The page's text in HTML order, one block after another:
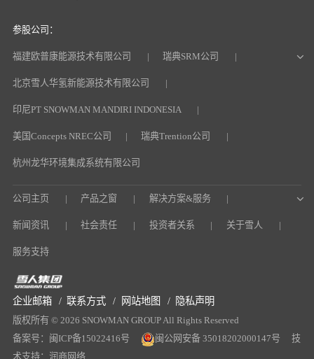
参股公司：
福建欧普康能源技术有限公司 瑞典SRM公司
北京雪人华氢新能源技术有限公司
印尼PT SNOWMAN MANDIRI INDONESIA
美国Concepts NREC公司 瑞典Trention公司
杭州龙华环境集成系统有限公司
公司主页 产品之窗 解决方案&服务
新闻资讯 社会责任 投资者关系 关于雪人
服务支持
企业邮箱 联系方式 网站地图 隐私声明
版权所有 © 2026 SNOWMAN GROUP All Rights Reserved
备案号：闽ICP备15022416号
闽公网安备 35018202000147号
技
术支持：润商网络